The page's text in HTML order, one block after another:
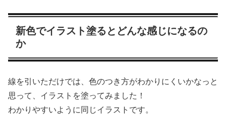
新色でイラスト塗るとどんな感じになるの
か
線を引いただけでは、色のつき方がわかりにくいかなっと
思って、イラストを塗ってみました！
わかりやすいように同じイラストです。